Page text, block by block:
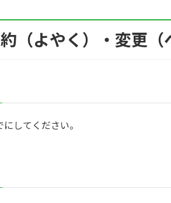
（よやく）・変更
してください。